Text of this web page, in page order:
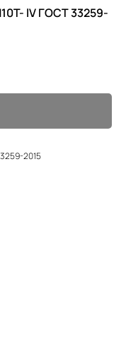
lV ГОСТ 33259-
2015